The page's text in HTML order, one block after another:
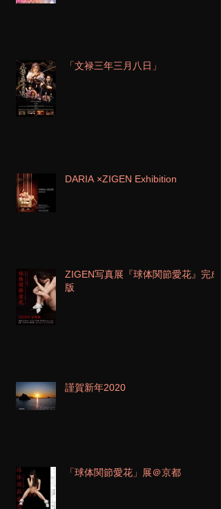
「文禄三年三月八日」
DARIA ×ZIGEN Exhibition
ZIGEN写真展『球体関節愛花』完成
版
謹賀新年2020
「球体関節愛花」展＠京都